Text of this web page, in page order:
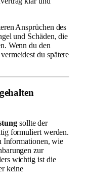
Ansprüchen des
und Schäden, die
Wenn du den
du spätere
sollte der
formuliert werden.
Informationen, wie
zur
wichtig ist die
keine